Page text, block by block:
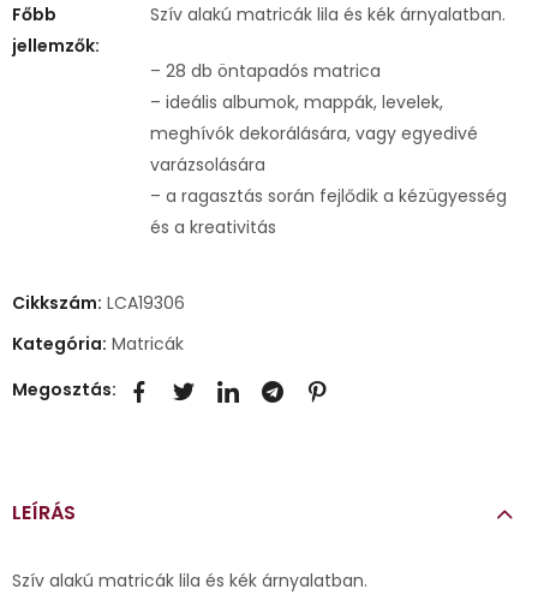
Főbb
jellemzők:
Szív alakú matricák lila és kék árnyalatban.
– 28 db öntapadós matrica
– ideális albumok, mappák, levelek,
meghívók dekorálására, vagy egyedivé
varázsolására
– a ragasztás során fejlődik a kézügyesség
és a kreativitás
Cikkszám: LCA19306
Kategória: Matricák
Megosztás:
LEÍRÁS
Szív alakú matricák lila és kék árnyalatban.